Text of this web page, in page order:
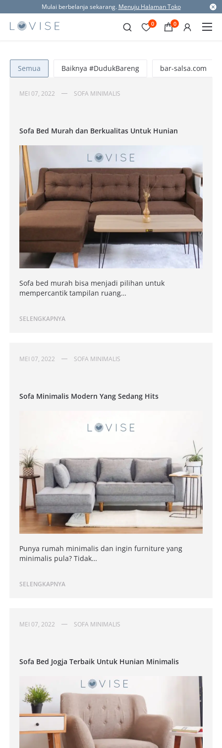
Mulai berbelanja sekarang. Menuju Halaman Toko
0 0
Semua Baiknya #DudukBareng bar-salsa.com
MEI 07, 2022 SOFA MINIMALIS
Sofa Bed Murah dan Berkualitas Untuk Hunian
Sofa bed murah bisa menjadi pilihan untuk
mempercantik tampilan ruang…
SELENGKAPNYA
MEI 07, 2022 SOFA MINIMALIS
Sofa Minimalis Modern Yang Sedang Hits
Punya rumah minimalis dan ingin furniture yang
minimalis pula? Tidak…
SELENGKAPNYA
MEI 07, 2022 SOFA MINIMALIS
Sofa Bed Jogja Terbaik Untuk Hunian Minimalis